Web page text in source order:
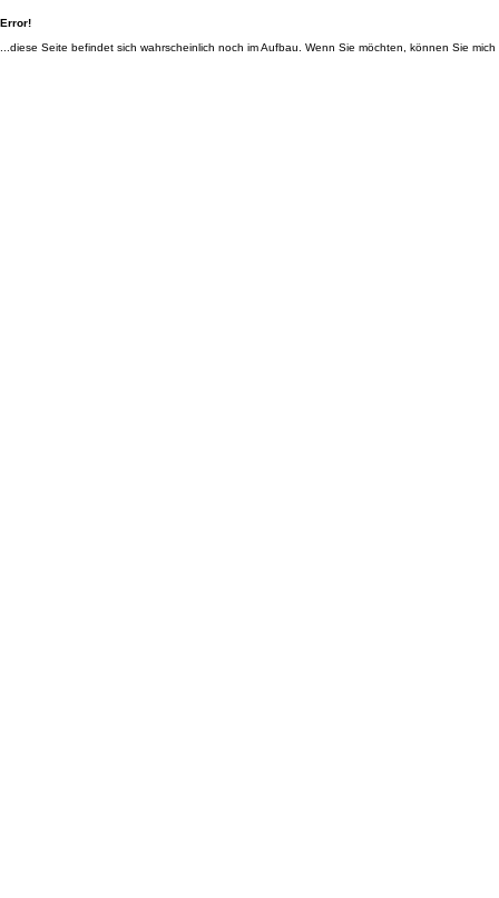
Error!
...diese Seite befindet sich wahrscheinlich noch im Aufbau. Wenn Sie möchten, können Sie